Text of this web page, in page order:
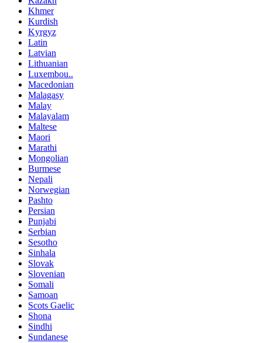
Khmer
Kurdish
Kyrgyz
Latin
Latvian
Lithuanian
Luxembou..
Macedonian
Malagasy
Malay
Malayalam
Maltese
Maori
Marathi
Mongolian
Burmese
Nepali
Norwegian
Pashto
Persian
Punjabi
Serbian
Sesotho
Sinhala
Slovak
Slovenian
Somali
Samoan
Scots Gaelic
Shona
Sindhi
Sundanese